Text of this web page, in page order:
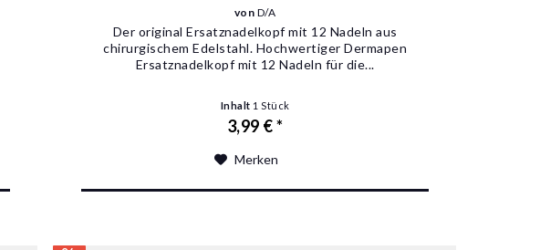
von D/A
Der original Ersatznadelkopf mit 12 Nadeln aus
chirurgischem Edelstahl. Hochwertiger Dermapen
Ersatznadelkopf mit 12 Nadeln für die...
Inhalt 1 Stück
3,99 € *
Merken